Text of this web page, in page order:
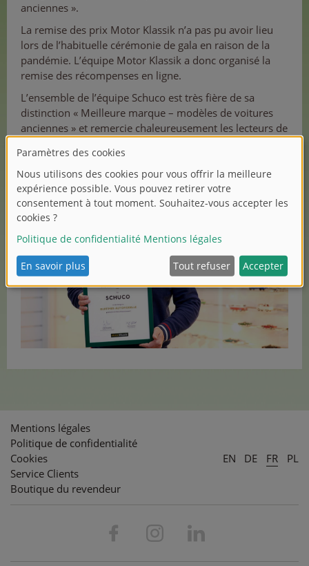
anciennes ».
La remise des prix Motor Klassik n’a pas pu avoir lieu
lors de l’habituelle cérémonie de gala en raison de la
pandémie. L’équipe Motor Klassik a donc organisé la
remise des récompenses en ligne.
L’ensemble de l’équipe Schuco est très fière de sa
distinction « Meilleure marque – modèles de voitures
anciennes » et remercie chaleureusement les lecteurs de
Mentions légales
Politique de confidentialité
Cookies
Service Clients
Boutique du revendeur
EN DE FR PL